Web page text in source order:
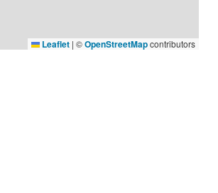
Leaflet | ©OpenStreetMapcontributors